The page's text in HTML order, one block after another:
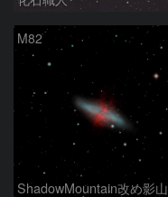
M82
ShadowMountain改め影山